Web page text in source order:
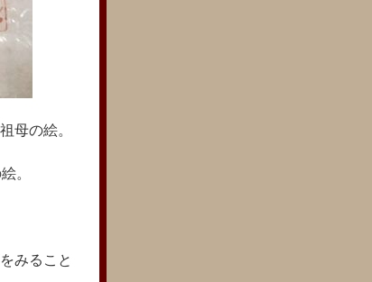
の絵。
。
みること